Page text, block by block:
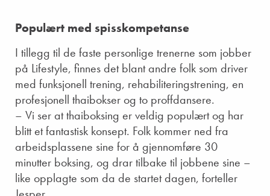
Populært med spisskompetanse
I tillegg til de faste personlige trenerne som jobber
på Lifestyle, finnes det blant andre folk som driver
med funksjonell trening, rehabiliteringstrening, en
profesjonell thaibokser og to proffdansere.
– Vi ser at thaiboksing er veldig populært og har
blitt et fantastisk konsept. Folk kommer ned fra
arbeidsplassene sine for å gjennomføre 30
minutter boksing, og drar tilbake til jobbene sine –
like opplagte som da de startet dagen, forteller